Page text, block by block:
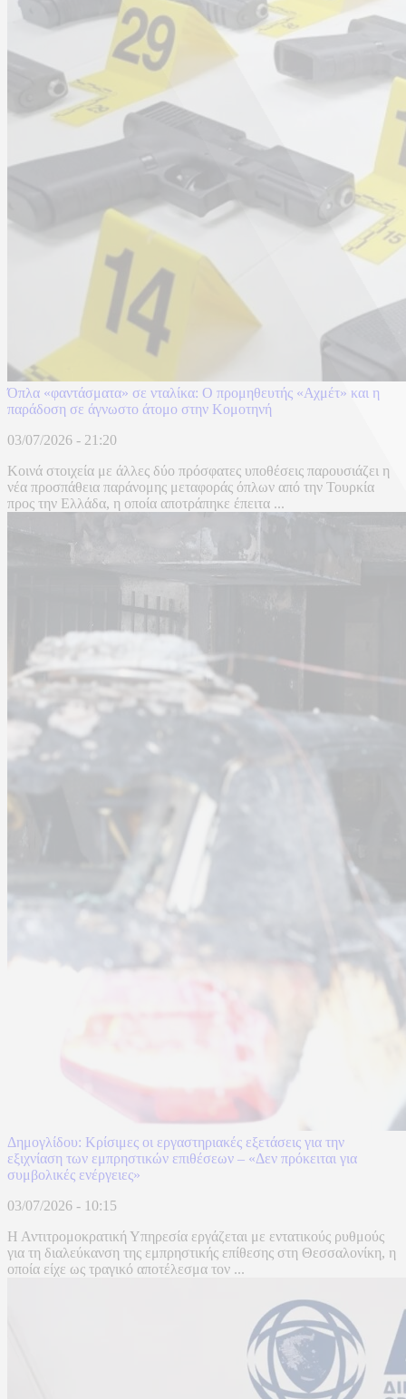
Όπλα «φαντάσματα» σε νταλίκα: Ο προμηθευτής «Αχμέτ» και η
παράδοση σε άγνωστο άτομο στην Κομοτηνή
03/07/2026 - 21:20
Κοινά στοιχεία με άλλες δύο πρόσφατες υποθέσεις παρουσιάζει η
νέα προσπάθεια παράνομης μεταφοράς όπλων από την Τουρκία
προς την Ελλάδα, η οποία αποτράπηκε έπειτα ...
Δημογλίδου: Κρίσιμες οι εργαστηριακές εξετάσεις για την
εξιχνίαση των εμπρηστικών επιθέσεων – «Δεν πρόκειται για
συμβολικές ενέργειες»
03/07/2026 - 10:15
Η Αντιτρομοκρατική Υπηρεσία εργάζεται με εντατικούς ρυθμούς
για τη διαλεύκανση της εμπρηστικής επίθεσης στη Θεσσαλονίκη, η
οποία είχε ως τραγικό αποτέλεσμα τον ...